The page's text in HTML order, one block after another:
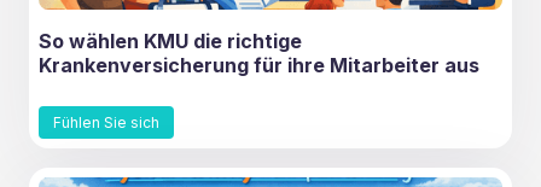
So wählen KMU die richtige
Krankenversicherung für ihre Mitarbeiter aus
Fühlen Sie sich